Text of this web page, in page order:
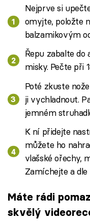
Nejprve si
omyjte, položte
balzamikovým
Řepu zabalte do
misky. Pečte při
Poté zkuste
ji vychladnout.
jemném
K ní přidejte
můžete ho
vlašské ořechy,
Zamíchejte a dle
Máte rádi
skvělý